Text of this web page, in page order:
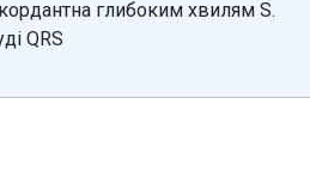
глибоким хвилям S.
QRS